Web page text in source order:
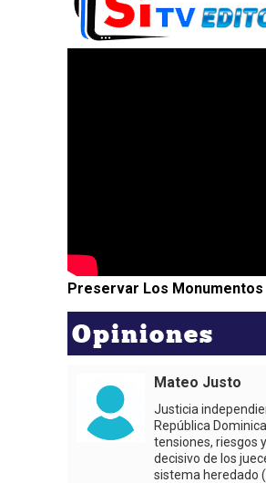
Preservar Los Monumentos
Opiniones
Mateo Justo
Justicia
República
tensiones, riesgos y
decisivo de los
sistema heredado